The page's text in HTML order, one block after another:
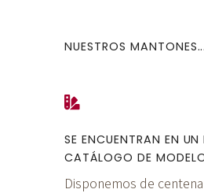
NUESTROS MANTONES...
SE ENCUENTRAN EN UN
CATÁLOGO DE
Disponemos de